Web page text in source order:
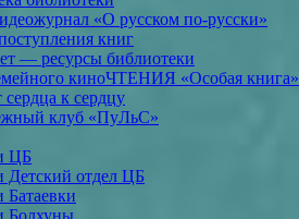
«О русском по-русски»
книг
— ресурсы библиотеки
киноЧТЕНИЯ «Особая книга»
к сердцу
клуб «ПуЛьС»
ЦБ
Детский отдел ЦБ
Батаевки
Болхуны